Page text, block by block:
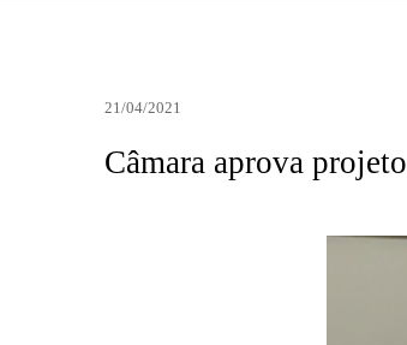
21/04/2021
Câmara aprova